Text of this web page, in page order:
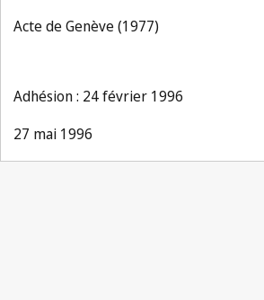
Acte de Genève (1977)
Adhésion : 24 février 1996
27 mai 1996